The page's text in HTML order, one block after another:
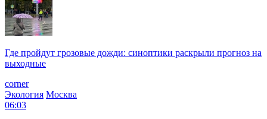
Где пройдут грозовые дожди: синоптики раскрыли прогноз на
выходные
corner
Экология Москва
06:03